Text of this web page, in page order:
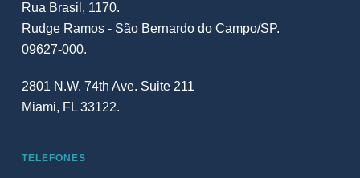
Rua Brasil, 1170.
Rudge Ramos - São Bernardo do Campo/SP.
09627-000.
2801 N.W. 74th Ave. Suite 211
Miami, FL 33122.
TELEFONES